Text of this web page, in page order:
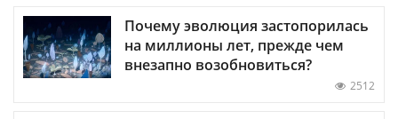
Почему эволюция застопорилась
на миллионы лет, прежде чем
внезапно возобновиться?
2512